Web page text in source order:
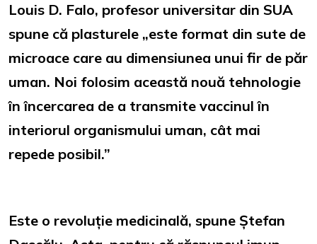
Louis D. Falo, profesor universitar din SUA
spune că plasturele „este format din sute de
microace care au dimensiunea unui fir de păr
uman. Noi folosim această nouă tehnologie
în încercarea de a transmite vaccinul în
interiorul organismului uman, cât mai
repede posibil.”
Este o revoluție medicinală, spune Ștefan